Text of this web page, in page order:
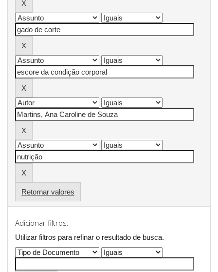
Retornar valores
Adicionar filtros:
Utilizar filtros para refinar o resultado de busca.